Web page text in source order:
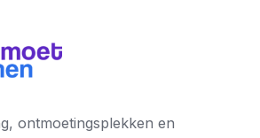
ontmoetingsplekken en